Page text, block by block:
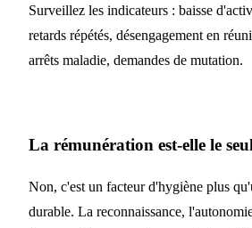
Surveillez les indicateurs : baisse
retards répétés, désengagement en
arrêts maladie, demandes de mutation.
La rémunération est-elle le
Non, c'est un facteur d'hygiène plus
durable. La reconnaissance,